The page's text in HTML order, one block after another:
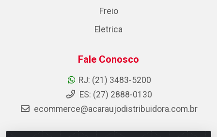
Freio
Eletrica
Fale Conosco
RJ: (21) 3483-5200
ES: (27) 2888-0130
ecommerce@acaraujodistribuidora.com.br